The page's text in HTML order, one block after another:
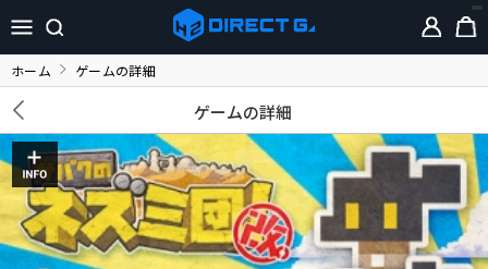
ホーム ゲームの詳細
ゲームの詳細